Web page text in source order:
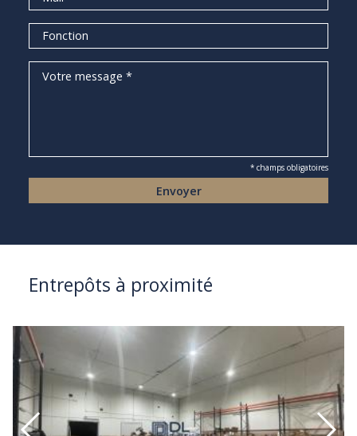
* champs obligatoires
Entrepôts à proximité